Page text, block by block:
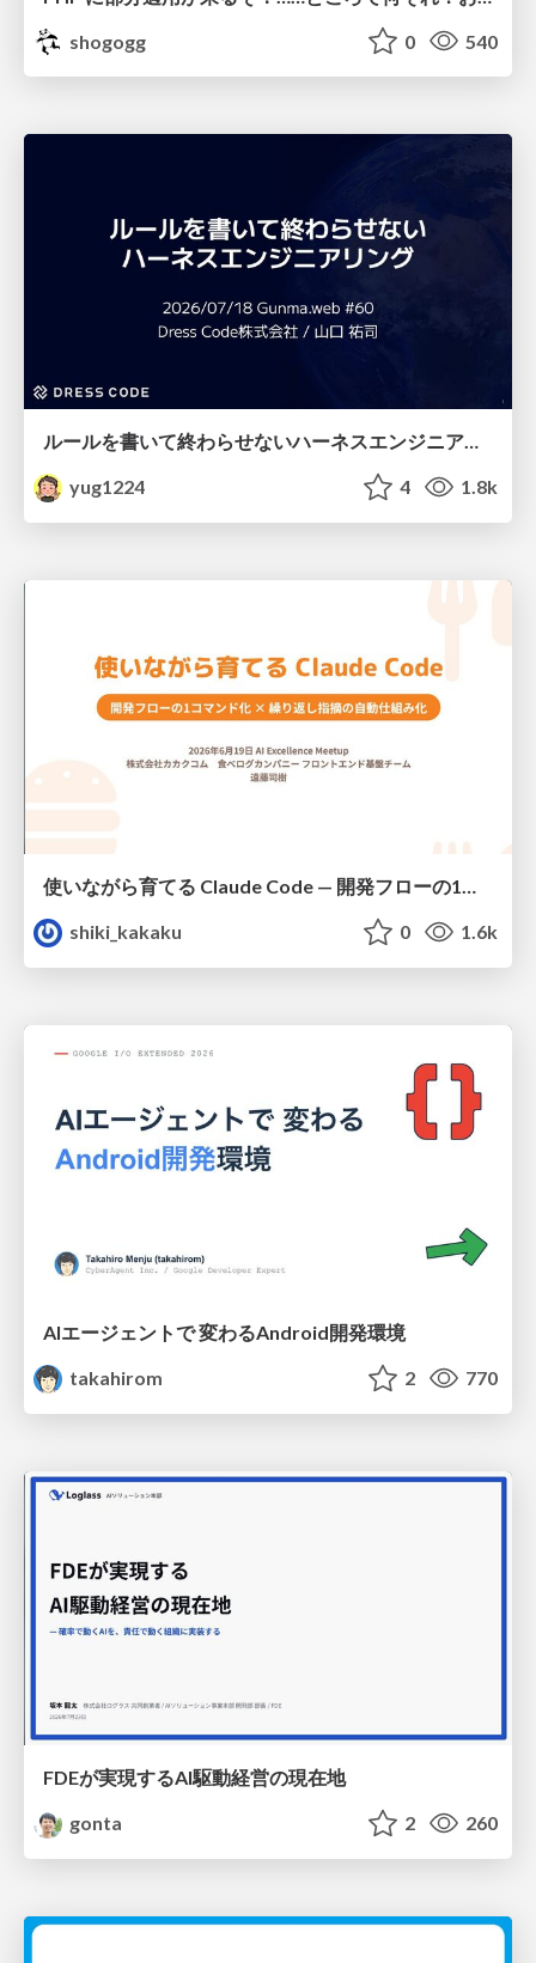
shogogg
0 540
ルールを書いて終わらせないハーネスエンジニアリング
yug1224
4 1.8k
使いながら育てる Claude Code — 開発フローの1コマンド化 × 繰り返し指摘の自動仕組み化
shiki_kakaku
0 1.6k
AIエージェントで 変わるAndroid開発環境
takahirom
2 770
FDEが実現するAI駆動経営の現在地
gonta
2 260